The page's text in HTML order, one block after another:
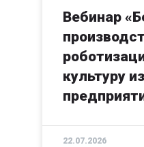
Вебинар
культуру
22.07.2026